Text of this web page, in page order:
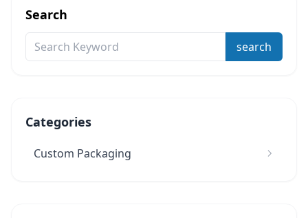
Search
search
Categories
Custom Packaging